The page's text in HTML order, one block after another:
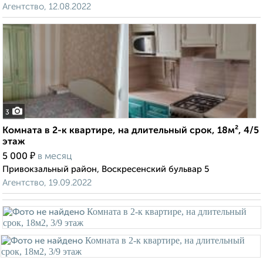
Агентство, 12.08.2022
3
Комната в 2-к квартире, на длительный срок, 18м², 4/5
этаж
5 000 ₽ в месяц
Привокзальный район, Воскресенский бульвар 5
Агентство, 19.09.2022